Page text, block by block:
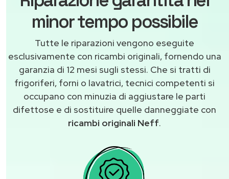
minor tempo possibile
Tutte le riparazioni vengono eseguite
esclusivamente con ricambi originali, fornendo una
garanzia di 12 mesi sugli stessi. Che si tratti di
frigoriferi, forni o lavatrici, tecnici competenti si
occupano con minuzia di aggiustare le parti
difettose e di sostituire quelle danneggiate con
ricambi originali Neff.